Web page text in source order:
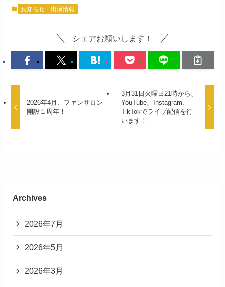
お知らせ・出演情報
シェアお願いします！
2026年4月、ファンサロン
開設１周年！
3月31日火曜日21時から、
YouTube、Instagram、
TikTokでライブ配信を行
います！
Archives
2026年7月
2026年5月
2026年3月